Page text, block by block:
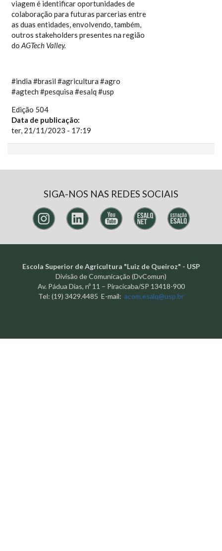
viagem é identificar oportunidades de
colaboração para futuras parcerias entre
as duas entidades, envolvendo, também,
outros stakeholders presentes na região
do AGTech Valley.
#india #brasil #agricultura #agro
#agtech #pesquisa #esalq #usp
Edição 504
Data de publicação:
ter, 21/11/2023 - 17:19
SIGA-NOS NAS REDES SOCIAIS
Escola Superior de Agricultura "Luiz de Queiroz" - USP
Divisão de Comunicação (DvComun)
Av. Pádua Dias, nº 11 – Piracicaba/SP 13418-900
Tel: (19) 3429.4485 E-mail: acom.esalq@usp.br